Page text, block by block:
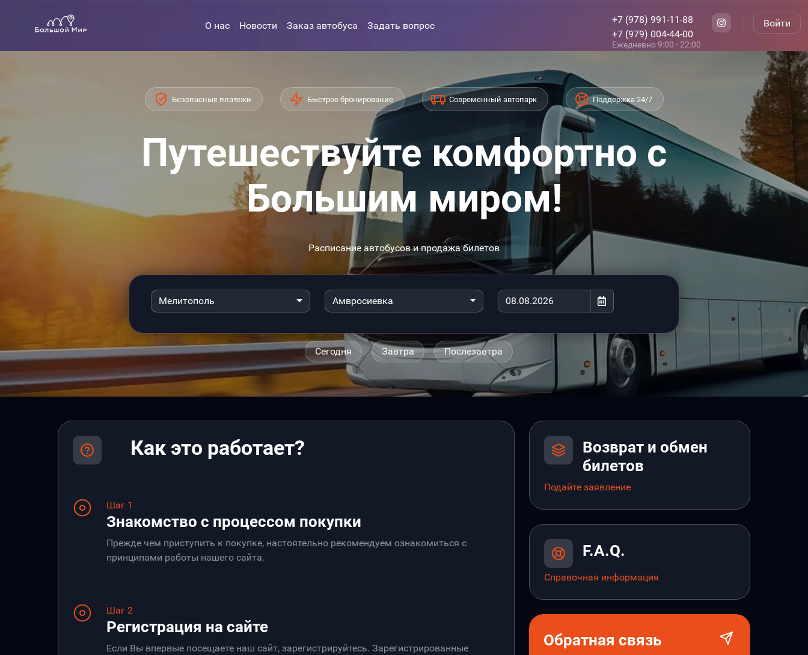
О нас Новости Заказ автобуса Задать вопрос
+7 (978) 991-11-88
+7 (979) 004-44-00
Ежедневно 9:00 - 22:00
Войти
Безопасные платежи Быстрое бронирование Современный автопарк Поддержка 24/7
Путешествуйте комфортно с
Большим миром!
Расписание автобусов и продажа билетов
Мелитополь Амвросиевка
Сегодня Завтра Послезавтра
Как это работает?
Шаг 1
Знакомство с процессом покупки
Прежде чем приступить к покупке, настоятельно рекомендуем ознакомиться с
принципами работы нашего сайта.
Шаг 2
Регистрация на сайте
Если Вы впервые посещаете наш сайт, зарегистрируйтесь. Зарегистрированные
Возврат и обмен
билетов
Подайте заявление
F.A.Q.
Справочная информация
Обратная связь